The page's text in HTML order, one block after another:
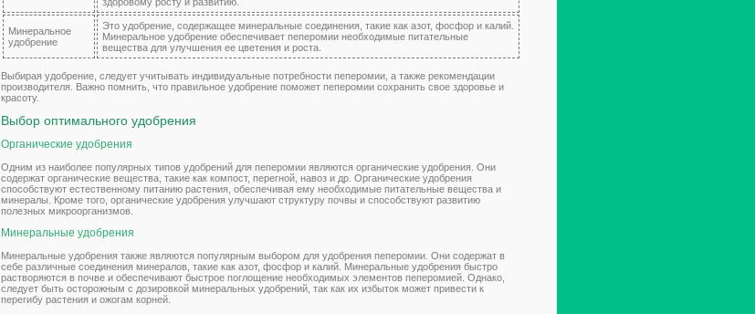
Минеральное
удобрение
Это удобрение, содержащее минеральные соединения, такие как азот, фосфор и калий.
Минеральное удобрение обеспечивает пеперомии необходимые питательные
вещества для улучшения ее цветения и роста.
Выбирая удобрение, следует учитывать индивидуальные потребности пеперомии, а также рекомендации
производителя. Важно помнить, что правильное удобрение поможет пеперомии сохранить свое здоровье и
красоту.
Выбор оптимального удобрения
Органические удобрения
Одним из наиболее популярных типов удобрений для пеперомии являются органические удобрения. Они
содержат органические вещества, такие как компост, перегной, навоз и др. Органические удобрения
способствуют естественному питанию растения, обеспечивая ему необходимые питательные вещества и
минералы. Кроме того, органические удобрения улучшают структуру почвы и способствуют развитию
полезных микроорганизмов.
Минеральные удобрения
Минеральные удобрения также являются популярным выбором для удобрения пеперомии. Они содержат в
себе различные соединения минералов, такие как азот, фосфор и калий. Минеральные удобрения быстро
растворяются в почве и обеспечивают быстрое поглощение необходимых элементов пеперомией. Однако,
следует быть осторожным с дозировкой минеральных удобрений, так как их избыток может привести к
перегибу растения и ожогам корней.